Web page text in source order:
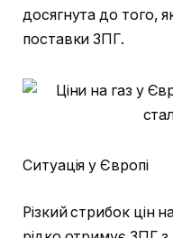
досягнута до того,
поставки ЗПГ.
Ситуація у Європі
Різкий стрибок цін